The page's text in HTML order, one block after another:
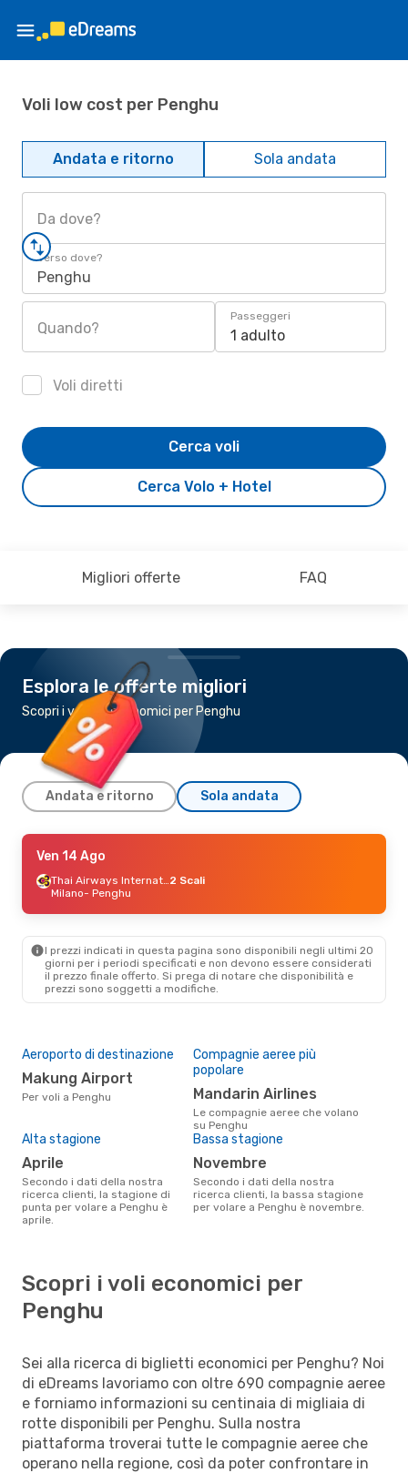
Voli low cost per Penghu
Andata e ritorno Sola andata
Da dove?
Verso dove?
Penghu
Quando?
Passeggeri
1 adulto
Voli diretti
Cerca Volo + Hotel
Cerca voli
Migliori offerte FAQ
Esplora le offerte migliori
Scopri i voli più economici per Penghu
Andata e ritorno Sola andata
Ven 14 Ago
Mandarin AirlinesDiretto
Taichung- Penghu
Penghu- Taichung
Ven 28 Ago- Dom 6 Set
EVA Air1 Scalo
- Penghu
Ven 14 Ago
Thai Airways International2 Scali
Milano- Penghu
I prezzi indicati in questa pagina sono disponibili negli ultimi 20
giorni per i periodi specificati e non devono essere considerati
il ​​prezzo finale offerto. Si prega di notare che disponibilità e
prezzi sono soggetti a modifiche.
Aeroporto di destinazione
Makung Airport
Per voli a Penghu
Compagnie aeree più
popolare
Mandarin Airlines
Le compagnie aeree che volano
su Penghu
Alta stagione
aprile
Secondo i dati della nostra
ricerca clienti, la stagione di
punta per volare a Penghu è
aprile.
Bassa stagione
novembre
Secondo i dati della nostra
ricerca clienti, la bassa stagione
per volare a Penghu è novembre.
Scopri i voli economici per
Penghu
Sei alla ricerca di biglietti economici per Penghu? Noi
di eDreams lavoriamo con oltre 690 compagnie aeree
e forniamo informazioni su centinaia di migliaia di
rotte disponibili per Penghu. Sulla nostra
piattaforma troverai tutte le compagnie aeree che
operano nella regione, così da poter confrontare in